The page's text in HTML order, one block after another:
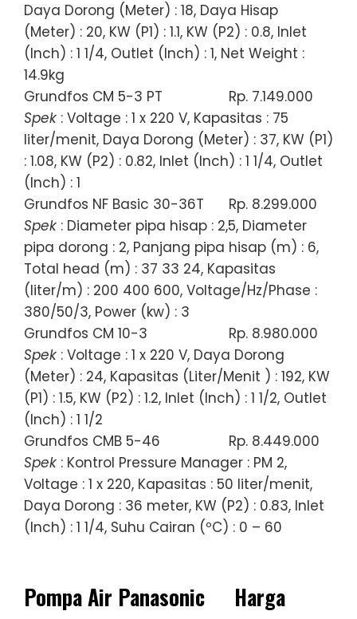
Daya Dorong (Meter) : 18, Daya Hisap
(Meter) : 20, KW (P1) : 1.1, KW (P2) : 0.8, Inlet
(Inch) : 1 1/4, Outlet (Inch) : 1, Net Weight :
14.9kg
Grundfos CM 5-3 PT
Rp. 7.149.000
Spek : Voltage : 1 x 220 V, Kapasitas : 75
liter/menit, Daya Dorong (Meter) : 37, KW (P1)
: 1.08, KW (P2) : 0.82, Inlet (Inch) : 1 1/4, Outlet
(Inch) : 1
Grundfos NF Basic 30-36T
Rp. 8.299.000
Spek : Diameter pipa hisap : 2,5, Diameter
pipa dorong : 2, Panjang pipa hisap (m) : 6,
Total head (m) : 37 33 24, Kapasitas
(liter/m) : 200 400 600, Voltage/Hz/Phase :
380/50/3, Power (kw) : 3
Grundfos CM 10-3
Rp. 8.980.000
Spek : Voltage : 1 x 220 V, Daya Dorong
(Meter) : 24, Kapasitas (Liter/Menit ) : 192, KW
(P1) : 1.5, KW (P2) : 1.2, Inlet (Inch) : 1 1/2, Outlet
(Inch) : 1 1/2
Grundfos CMB 5-46
Rp. 8.449.000
Spek : Kontrol Pressure Manager : PM 2,
Voltage : 1 x 220, Kapasitas : 50 liter/menit,
Daya Dorong : 36 meter, KW (P2) : 0.83, Inlet
(Inch) : 1 1/4, Suhu Cairan (ºC) : 0 – 60
Pompa Air Panasonic Harga